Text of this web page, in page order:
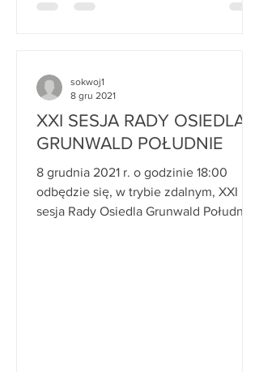
XXI SESJA RADY OSIEDLA
GRUNWALD POŁUDNIE
8 grudnia 2021 r. o godzinie 18:00
odbędzie się, w trybie zdalnym, XXI
sesja Rady Osiedla Grunwald Południe.
sokwoj1
8 gru 2021